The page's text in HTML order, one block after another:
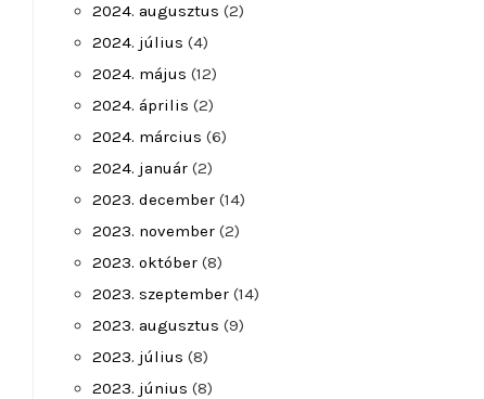
2024. augusztus (2)
2024. július (4)
2024. május (12)
2024. április (2)
2024. március (6)
2024. január (2)
2023. december (14)
2023. november (2)
2023. október (8)
2023. szeptember (14)
2023. augusztus (9)
2023. július (8)
2023. június (8)